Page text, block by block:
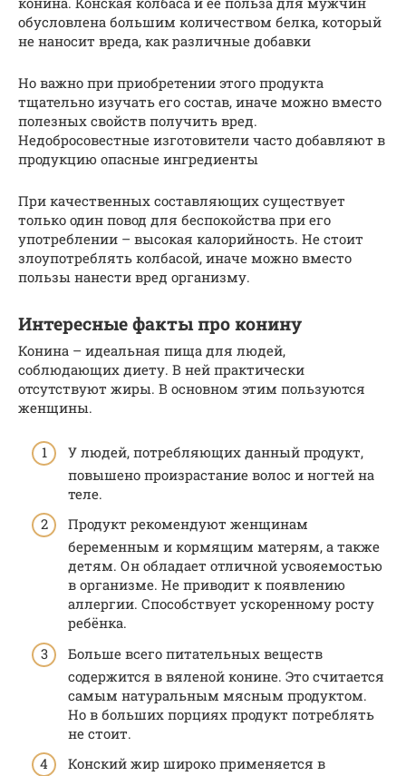
обусловлена большим количеством белка, который
не наносит вреда, как различные добавки
Но важно при приобретении этого продукта
тщательно изучать его состав, иначе можно вместо
полезных свойств получить вред.
Недобросовестные изготовители часто добавляют в
продукцию опасные ингредиенты
При качественных составляющих существует
только один повод для беспокойства при его
употреблении – высокая калорийность. Не стоит
злоупотреблять колбасой, иначе можно вместо
пользы нанести вред организму.
Интересные факты про конину
Конина – идеальная пища для людей,
соблюдающих диету. В ней практически
отсутствуют жиры. В основном этим пользуются
женщины.
У людей, потребляющих данный продукт,
повышено произрастание волос и ногтей на
теле.
Продукт рекомендуют женщинам
беременным и кормящим матерям, а также
детям. Он обладает отличной усвояемостью
в организме. Не приводит к появлению
аллергии. Способствует ускоренному росту
ребёнка.
Больше всего питательных веществ
содержится в вяленой конине. Это считается
самым натуральным мясным продуктом.
Но в больших порциях продукт потреблять
не стоит.
Конский жир широко применяется в